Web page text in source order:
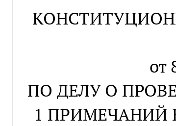
от
ПО ДЕЛУ О
1 ПРИМЕЧАНИЙ